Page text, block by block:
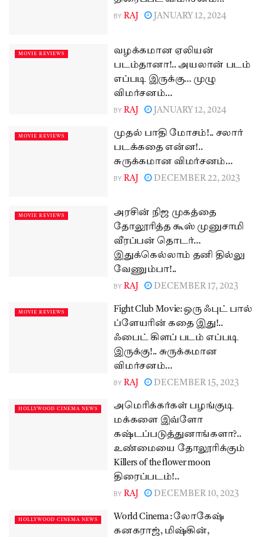
BY RAJ JANUARY 12, 2024
MOVIE REVIEWS
வழக்கமான ஏலியன்
படம்தானா!.. அயலான் படம்
எப்படி இருக்கு… முழு
விமர்சனம்…
BY RAJ JANUARY 12, 2024
MOVIE REVIEWS
முதல் பாதி மோசம்!.. சலார்
படக்கதை என்ன!..
சுருக்கமான விமர்சனம்…
BY RAJ DECEMBER 22, 2023
MOVIE REVIEWS
அரசின் நிஜ முகத்தை
தோலூரித்த கூஸ் முனுசாமி
வீரப்பன் தொடர்…
இதுக்கெல்லாம் தனி தில்லு
வேணும்பா!..
BY RAJ DECEMBER 17, 2023
MOVIE REVIEWS
Fight Club Movie: ஒரு ஃபுட் பால்
ப்ளேயரின் கதை இது!..
ஃபைட் கிளப் படம் எப்படி
இருக்கு!.. சுருக்கமான
விமர்சனம்…
BY RAJ DECEMBER 15, 2023
HOLLYWOOD CINEMA NEWS
அமெரிக்கர்கள் பழங்குடி
மக்களை இவ்ளோ
கஷ்டப்படுத்துனாங்களா?..
உண்மையை தோலூரிக்கும்
Killers of the flower moon
திரைப்படம்!..
BY RAJ DECEMBER 10, 2023
HOLLYWOOD CINEMA NEWS
World Cinema : லோகேஷ்
கனகராஜ், மிஷ்கின்,